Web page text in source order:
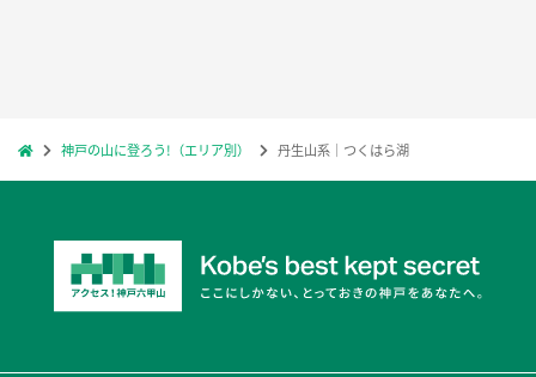
神戸の山に登ろう!（エリア別） 丹生山系｜つくはら湖